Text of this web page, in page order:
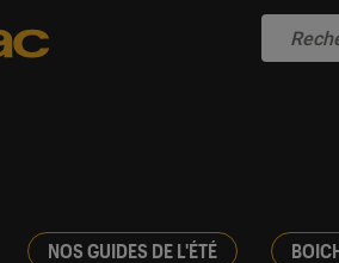
NOS GUIDES DE L'ÉTÉ